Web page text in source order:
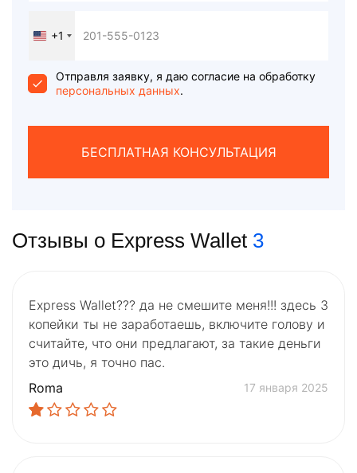
United
+1
+1
Отправля заявку, я даю согласие на обработку
персональных данных.
БЕСПЛАТНАЯ КОНСУЛЬТАЦИЯ
Отзывы о Express Wallet 3
Express Wallet??? да не смешите меня!!! здесь 3
копейки ты не заработаешь, включите голову и
считайте, что они предлагают, за такие деньги
это дичь, я точно пас.
Roma
17 января 2025